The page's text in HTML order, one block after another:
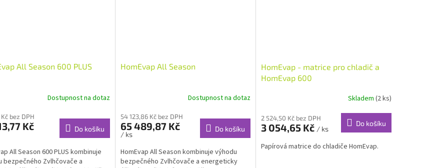
All Season 600 PLUS
Dostupnost na dotaz
bez DPH
Kč Do košíku
All Season 600 PLUS kombinuje
bezpečného Zvlhčovače a
HomEvap All Season
Dostupnost na dotaz
54 123,86 Kč bez DPH
65 489,87 Kč
/ ks
Do košíku
HomEvap All Season kombinuje výhodu
bezpečného Zvlhčovače a energeticky
HomEvap - matrice pro chladič a
HomEvap 600
Skladem (2 ks)
2 524,50 Kč bez DPH
3 054,65 Kč / ks
Do košíku
Papírová matrice do chladiče HomEvap.